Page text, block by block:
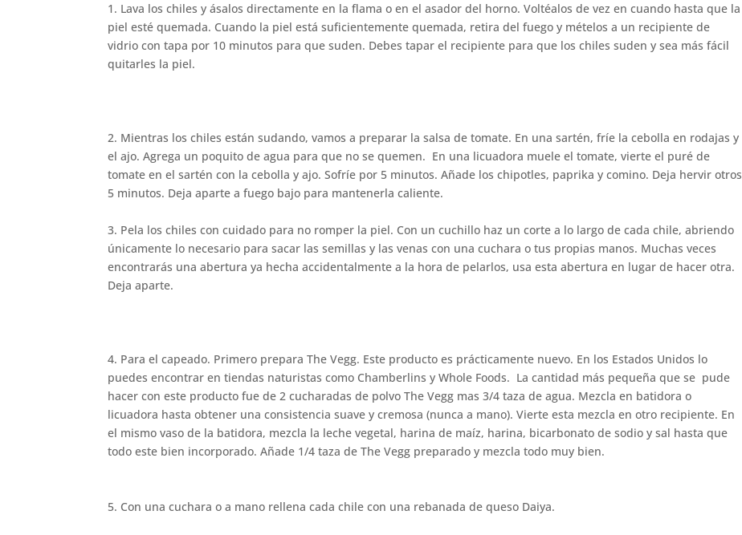
1. Lava los chiles y ásalos directamente en la flama o en el asador del horno. Voltéalos de vez en cuando hasta que la
piel esté quemada. Cuando la piel está suficientemente quemada, retira del fuego y mételos a un recipiente de
vidrio con tapa por 10 minutos para que suden. Debes tapar el recipiente para que los chiles suden y sea más fácil
quitarles la piel.
2. Mientras los chiles están sudando, vamos a preparar la salsa de tomate. En una sartén, fríe la cebolla en rodajas y
el ajo. Agrega un poquito de agua para que no se quemen. En una licuadora muele el tomate, vierte el puré de
tomate en el sartén con la cebolla y ajo. Sofríe por 5 minutos. Añade los chipotles, paprika y comino. Deja hervir otros
5 minutos. Deja aparte a fuego bajo para mantenerla caliente.
3. Pela los chiles con cuidado para no romper la piel. Con un cuchillo haz un corte a lo largo de cada chile, abriendo
únicamente lo necesario para sacar las semillas y las venas con una cuchara o tus propias manos. Muchas veces
encontrarás una abertura ya hecha accidentalmente a la hora de pelarlos, usa esta abertura en lugar de hacer otra.
Deja aparte.
4. Para el capeado. Primero prepara The Vegg. Este producto es prácticamente nuevo. En los Estados Unidos lo
puedes encontrar en tiendas naturistas como Chamberlins y Whole Foods. La cantidad más pequeña que se pude
hacer con este producto fue de 2 cucharadas de polvo The Vegg mas 3/4 taza de agua. Mezcla en batidora o
licuadora hasta obtener una consistencia suave y cremosa (nunca a mano). Vierte esta mezcla en otro recipiente. En
el mismo vaso de la batidora, mezcla la leche vegetal, harina de maíz, harina, bicarbonato de sodio y sal hasta que
todo este bien incorporado. Añade 1/4 taza de The Vegg preparado y mezcla todo muy bien.
5. Con una cuchara o a mano rellena cada chile con una rebanada de queso Daiya.